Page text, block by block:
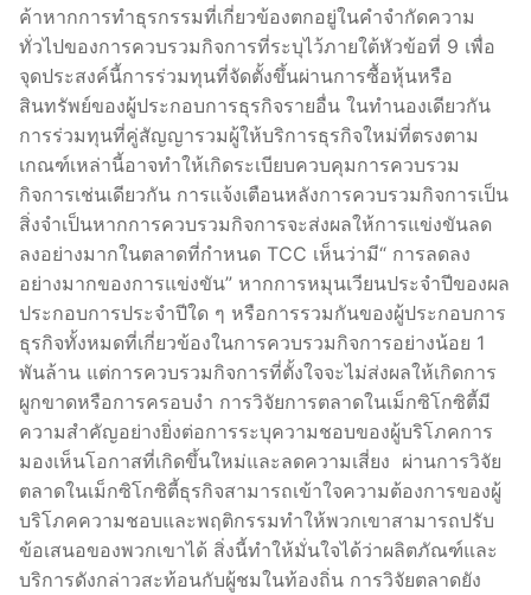
ค้าหากการทำธุรกรรมที่เกี่ยวข้องตกอยู่ในคำจำกัดความ
ทั่วไปของการควบรวมกิจการที่ระบุไว้ภายใต้หัวข้อที่ 9 เพื่อ
จุดประสงค์นี้การร่วมทุนที่จัดตั้งขึ้นผ่านการซื้อหุ้นหรือ
สินทรัพย์ของผู้ประกอบการธุรกิจรายอื่น ในทำนองเดียวกัน
การร่วมทุนที่คู่สัญญารวมผู้ให้บริการธุรกิจใหม่ที่ตรงตาม
เกณฑ์เหล่านี้อาจทำให้เกิดระเบียบควบคุมการควบรวม
กิจการเช่นเดียวกัน การแจ้งเตือนหลังการควบรวมกิจการเป็น
สิ่งจำเป็นหากการควบรวมกิจการจะส่งผลให้การแข่งขันลด
ลงอย่างมากในตลาดที่กำหนด TCC เห็นว่ามี“ การลดลง
อย่างมากของการแข่งขัน” หากการหมุนเวียนประจำปีของผล
ประกอบการประจำปีใด ๆ หรือการรวมกันของผู้ประกอบการ
ธุรกิจทั้งหมดที่เกี่ยวข้องในการควบรวมกิจการอย่างน้อย 1
พันล้าน แต่การควบรวมกิจการที่ตั้งใจจะไม่ส่งผลให้เกิดการ
ผูกขาดหรือการครอบงำ การวิจัยการตลาดในเม็กซิโกซิตี้มี
ความสำคัญอย่างยิ่งต่อการระบุความชอบของผู้บริโภคการ
มองเห็นโอกาสที่เกิดขึ้นใหม่และลดความเสี่ยง ผ่านการวิจัย
ตลาดในเม็กซิโกซิตี้ธุรกิจสามารถเข้าใจความต้องการของผู้
บริโภคความชอบและพฤติกรรมทำให้พวกเขาสามารถปรับ
ข้อเสนอของพวกเขาได้ สิ่งนี้ทำให้มั่นใจได้ว่าผลิตภัณฑ์และ
บริการดังกล่าวสะท้อนกับผู้ชมในท้องถิ่น การวิจัยตลาดยัง